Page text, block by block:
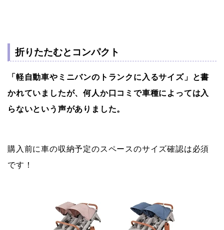
折りたたむとコンパクト
「軽自動車やミニバンのトランクに入るサイズ」と書
かれていましたが、何人か口コミで車種によっては入
らないという声がありました。
購入前に車の収納予定のスペースのサイズ確認は必須
です！